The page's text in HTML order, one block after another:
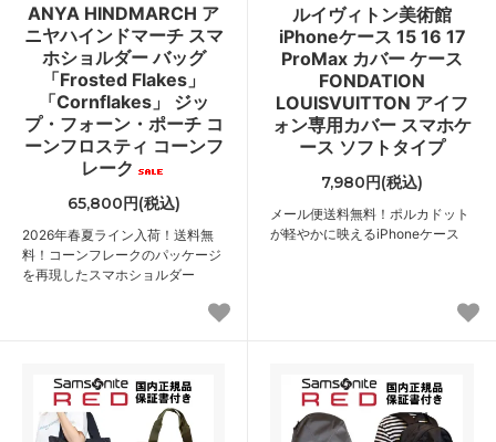
ANYA HINDMARCH ア
ニヤハインドマーチ スマ
ホショルダー バッグ
「Frosted Flakes」
「Cornflakes」 ジッ
プ・フォーン・ポーチ コ
ーンフロスティ コーンフ
レーク
65,800円(税込)
2026年春夏ライン入荷！送料無
料！コーンフレークのパッケージ
を再現したスマホショルダー
ルイヴィトン美術館
iPhoneケース 15 16 17
ProMax カバー ケース
FONDATION
LOUISVUITTON アイフ
ォン専用カバー スマホケ
ース ソフトタイプ
7,980円(税込)
メール便送料無料！ポルカドット
が軽やかに映えるiPhoneケース